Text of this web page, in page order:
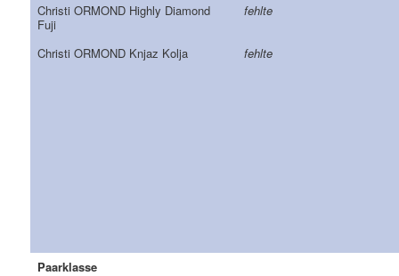
Christi ORMOND Highly Diamond
Fuji
fehlte
Christi ORMOND Knjaz Kolja fehlte
Paarklasse